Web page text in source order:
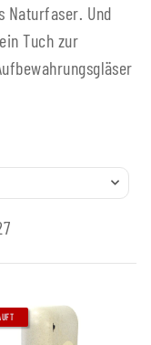
Naturfaser. Und
Tuch zur